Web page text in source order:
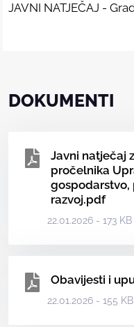
JAVNI NATJEČAJ -
DOKUMENTI
Javni natječaj
pročelnika
gospodarstvo,
razvoj.pdf
22.01.2026 - 173 KB
Obavijesti i
22.01.2026 - 155 KB